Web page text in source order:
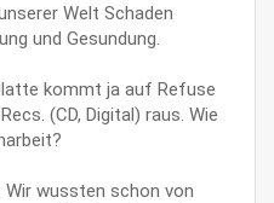
Welt Schaden
und Gesundung.
kommt ja auf Refuse
(CD, Digital) raus. Wie
wussten schon von